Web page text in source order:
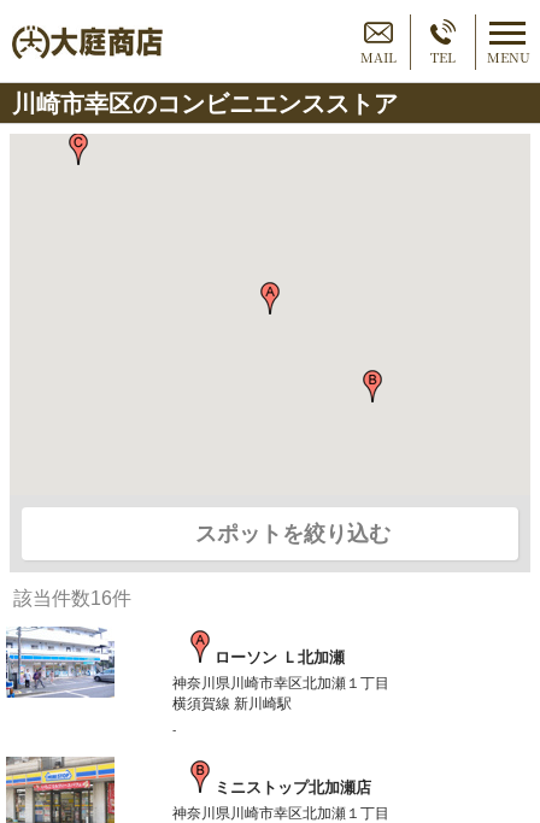
MAIL TEL MENU
川崎市幸区のコンビニエンスストア
スポットを絞り込む
該当件数16件
ローソン Ｌ北加瀬
神奈川県川崎市幸区北加瀬１丁目
横須賀線 新川崎駅
-
ミニストップ北加瀬店
神奈川県川崎市幸区北加瀬１丁目